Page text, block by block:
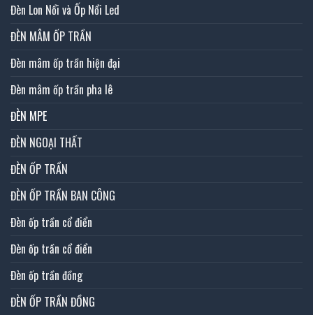
Đèn Lon Nổi và Ốp Nổi Led
ĐÈN MÂM ỐP TRẦN
Đèn mâm ốp trần hiện đại
Đèn mâm ốp trần pha lê
ĐÈN MPE
ĐÈN NGOẠI THẤT
ĐÈN ỐP TRẦN
ĐÈN ỐP TRẦN BAN CÔNG
Đèn ốp trần cổ điển
Đèn ốp trần cổ điển
Đèn ốp trần đồng
ĐÈN ỐP TRẦN ĐỒNG